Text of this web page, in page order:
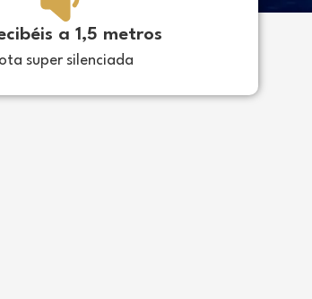
a 1,5 metros
super silenciada